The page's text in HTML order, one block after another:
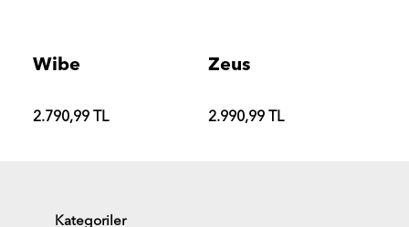
Wibe
2.790,99 TL
Zeus
2.990,99 TL
Kategoriler